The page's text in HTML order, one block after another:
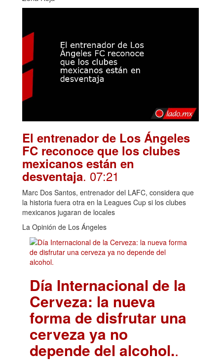
El entrenador de Los Ángeles
FC reconoce que los clubes
mexicanos están en
desventaja. 07:21
Marc Dos Santos, entrenador del LAFC, considera que
la historia fuera otra en la Leagues Cup si los clubes
mexicanos jugaran de locales
La Opinión de Los Ángeles
Día Internacional de la
Cerveza: la nueva
forma de disfrutar una
cerveza ya no
depende del alcohol..